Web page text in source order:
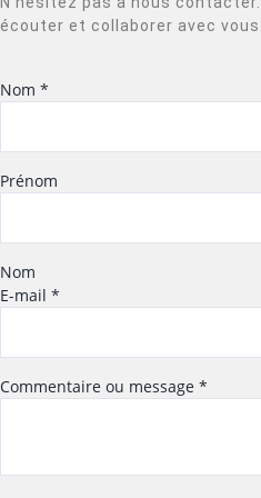
écouter et collaborer avec vous.
Nom *
Prénom
Nom
E-mail *
Commentaire ou message *